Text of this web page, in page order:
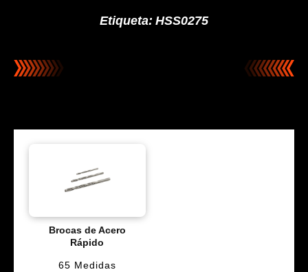
Etiqueta: HSS0275
Brocas de Acero
Rápido
65 Medidas